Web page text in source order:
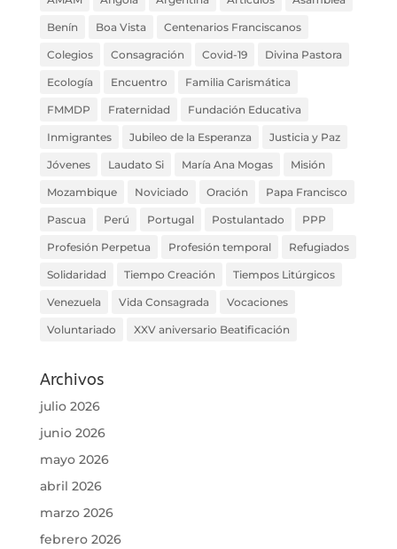
Benín Boa Vista Centenarios Franciscanos
Colegios Consagración Covid-19 Divina Pastora
Ecología Encuentro Familia Carismática
FMMDP Fraternidad Fundación Educativa
Inmigrantes Jubileo de la Esperanza Justicia y Paz
Jóvenes Laudato Si María Ana Mogas Misión
Mozambique Noviciado Oración Papa Francisco
Pascua Perú Portugal Postulantado PPP
Profesión Perpetua Profesión temporal Refugiados
Solidaridad Tiempo Creación Tiempos Litúrgicos
Venezuela Vida Consagrada Vocaciones
Voluntariado XXV aniversario Beatificación
Archivos
julio 2026
junio 2026
mayo 2026
abril 2026
marzo 2026
febrero 2026